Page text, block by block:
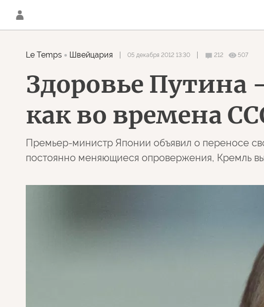
Le Temps Швейцария 05 декабря 2012 13:30 212 507
Здоровье Путина
как во времена
Премьер-министр Японии объявил о переносе
постоянно меняющиеся опровержения, Кремль